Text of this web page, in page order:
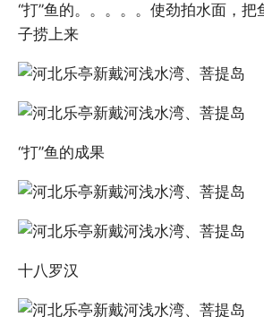
“打”鱼的。。。。。使劲拍水面，把
子捞上来
“打”鱼的成果
十八罗汉